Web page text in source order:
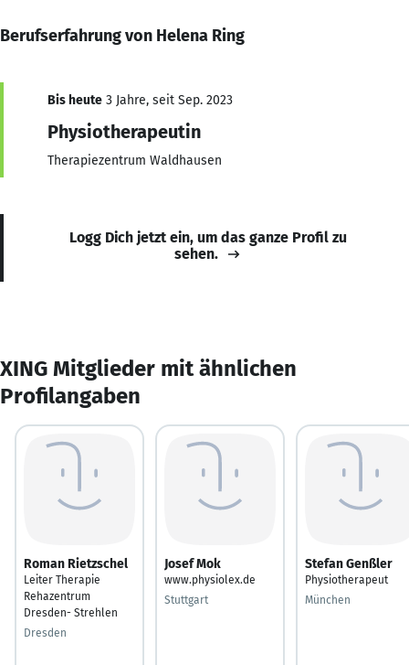
Berufserfahrung von Helena Ring
Bis heute 3 Jahre, seit Sep. 2023
Physiotherapeutin
Therapiezentrum Waldhausen
Logg Dich jetzt ein, um das ganze Profil zu
sehen.
XING Mitglieder mit ähnlichen
Profilangaben
Roman Rietzschel
Leiter Therapie
Rehazentrum
Dresden- Strehlen
Dresden
Josef Mok
www.physiolex.de
Stuttgart
Stefan Genßler
Physiotherapeut
München